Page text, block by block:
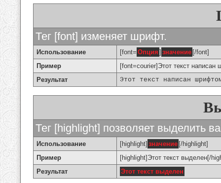
Тег [font] изменяет шрифт.
Использование [font= Опция ] значение [/font]
Пример
[font=courier]Этот текст
Результат
Этот текст написан
Тег [highlight] позволяет выделить
Использование [highlight] значение [/highlight]
Пример
[highlight]Этот текст выделен[/
Результат
Этот текст выделен